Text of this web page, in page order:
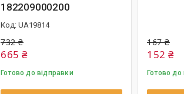
182209000200
UA19814
732 ₴
665 ₴
Готово до відправки
167 ₴
152 ₴
Готово до